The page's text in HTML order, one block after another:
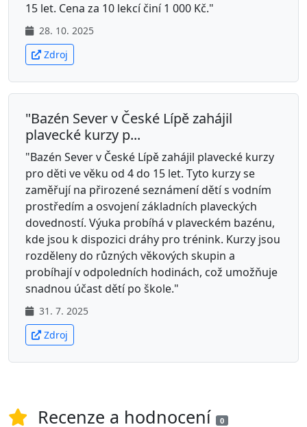
15 let. Cena za 10 lekcí činí 1 000 Kč."
28. 10. 2025
Zdroj
"Bazén Sever v České Lípě zahájil
plavecké kurzy p...
"Bazén Sever v České Lípě zahájil plavecké kurzy
pro děti ve věku od 4 do 15 let. Tyto kurzy se
zaměřují na přirozené seznámení dětí s vodním
prostředím a osvojení základních plaveckých
dovedností. Výuka probíhá v plaveckém bazénu,
kde jsou k dispozici dráhy pro trénink. Kurzy jsou
rozděleny do různých věkových skupin a
probíhají v odpoledních hodinách, což umožňuje
snadnou účast dětí po škole."
31. 7. 2025
Zdroj
Recenze a hodnocení 0